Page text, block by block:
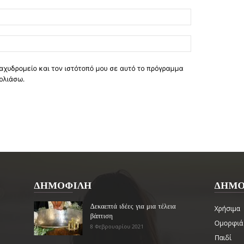
και τον ιστότοπό μου σε αυτό το πρόγραμμα
ΔΗΜΟΦΙΛΗ
Δεκαεπτά ιδέες για μια τέλεια
βάπτιση
8 Φεβρουαρίου 2021
Χρήσιμα
Ομορφιά
Παιδί